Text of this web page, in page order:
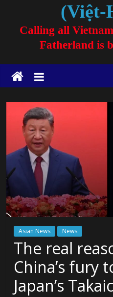
(Việt-
Calling all
Fatherland is
Asian News News
The real
China’s fury
Japan’s